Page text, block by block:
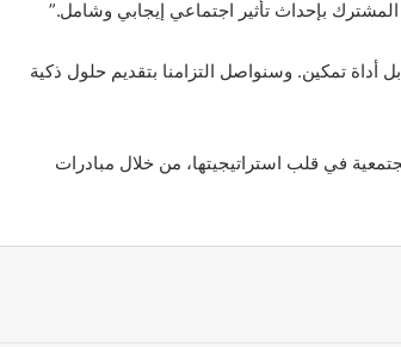
المشترك بإحداث تأثير اجتماعي إيجابي وشامل.”
تمكين. وسنواصل التزامنا بتقديم حلول ذكية
في قلب استراتيجيتها، من خلال مبادرات